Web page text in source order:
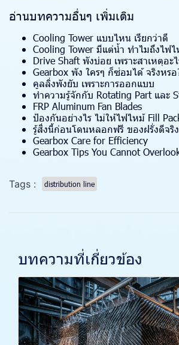
อ่านบทความอื่นๆ เพิ่มเติม
Cooling Tower แบบไหน เรียกว่าดี
Cooling Tower มีแต่น้ำ ทำไมถึงไฟ
Drive Shaft พังบ่อย เพราะสาเหตุอะ
Gearbox พัง ใครๆ ก็ซ่อมได้ จริงหรอ
คูลลิ่งพังยับ เพราะการออกแบบ
ทำความรู้จักกับ Rotating Part และ
FRP Aluminum Fan Blades
ป้องกันอย่างไร ไม่ให้ไฟไหม้ Fill
รู้สิ่งนี้ก่อนโดนหลอกฟรี ของฝรั่งดีจริ
Gearbox Care for Efficiency
Gearbox Tips You Cannot
Tags : distribution line
บทความที่เกี่ยวข้อง